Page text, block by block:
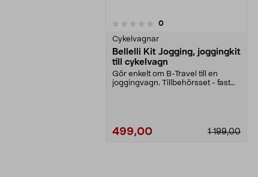
0recensioner
Cykelvagnar
Bellelli Kit Jogging, joggingkit
till cykelvagn
Gör enkelt om B-Travel till en
joggingvagn. Tillbehörsset - fast
1 199,00
499,00
4.5av 5 stjärnor